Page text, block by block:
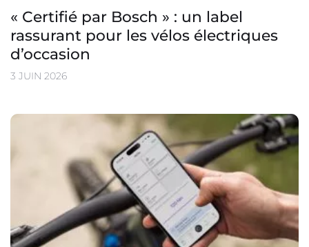
« Certifié par Bosch » : un label
rassurant pour les vélos électriques
d’occasion
3 JUIN 2026